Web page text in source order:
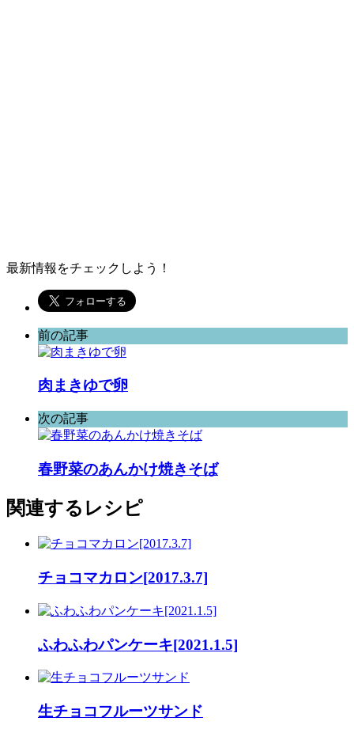
最新情報をチェックしよう！
前の記事
肉まきゆで卵
次の記事
春野菜のあんかけ焼きそば
関連するレシピ
チョコマカロン[2017.3.7]
ふわふわパンケーキ[2021.1.5]
生チョコフルーツサンド